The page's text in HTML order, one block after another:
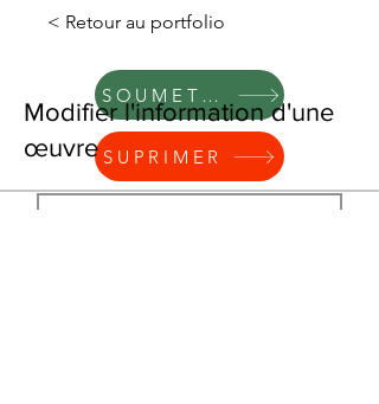
SOUMETTRE
SUPRIMER
< Retour au portfolio
Modifier l'information d'une
œuvre